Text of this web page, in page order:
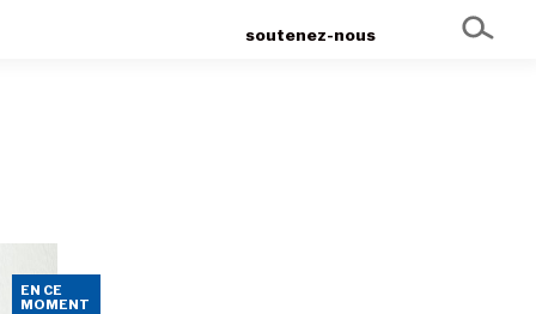
soutenez-nous
EN CE
MOMENT